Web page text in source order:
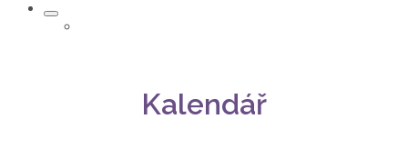
Menu
Toggle
Kalendář